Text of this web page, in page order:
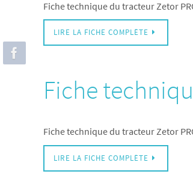
Fiche technique du tracteur Zetor
LIRE LA FICHE COMPLÈTE
Fiche
Fiche technique du tracteur Zetor
LIRE LA FICHE COMPLÈTE